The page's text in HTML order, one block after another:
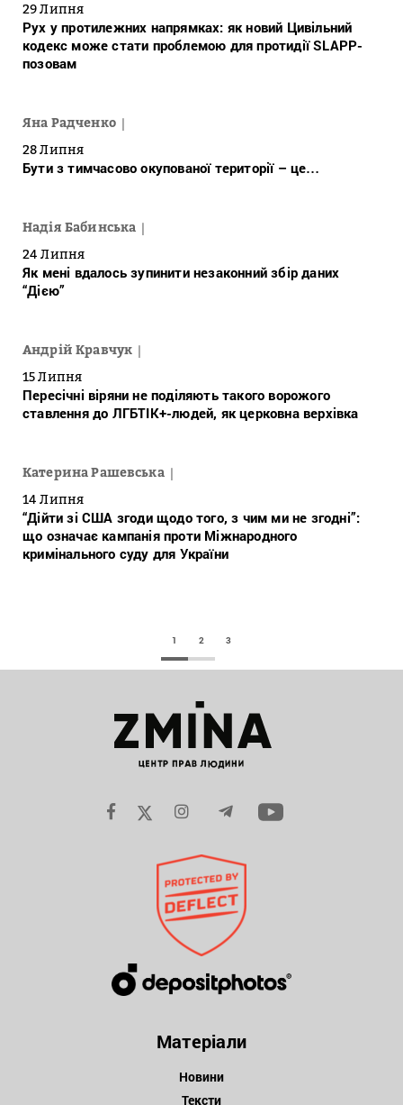
29 Липня
Рух у протилежних напрямках: як новий Цивільний
кодекс може стати проблемою для протидії SLAPP-
позовам
Яна Радченко
28 Липня
Бути з тимчасово окупованої території – це…
Надія Бабинська
24 Липня
Як мені вдалось зупинити незаконний збір даних
“Дією”
Андрій Кравчук
15 Липня
Пересічні віряни не поділяють такого ворожого
ставлення до ЛГБТІК+-людей, як церковна верхівка
Катерина Рашевська
14 Липня
“Дійти зі США згоди щодо того, з чим ми не згодні”:
що означає кампанія проти Міжнародного
кримінального суду для України
1 2 3
Матеріали
Новини
Тексти